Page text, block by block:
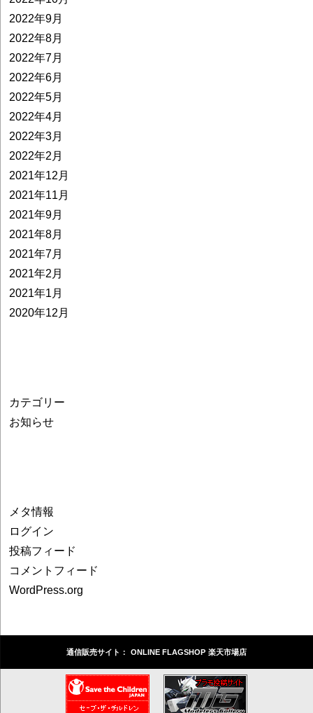
2022年9月
2022年8月
2022年7月
2022年6月
2022年5月
2022年4月
2022年3月
2022年2月
2021年12月
2021年11月
2021年9月
2021年8月
2021年7月
2021年2月
2021年1月
2020年12月
カテゴリー
お知らせ
メタ情報
ログイン
投稿フィード
コメントフィード
WordPress.org
通信販売サイト： ONLINE FLAGSHOP 楽天市場店